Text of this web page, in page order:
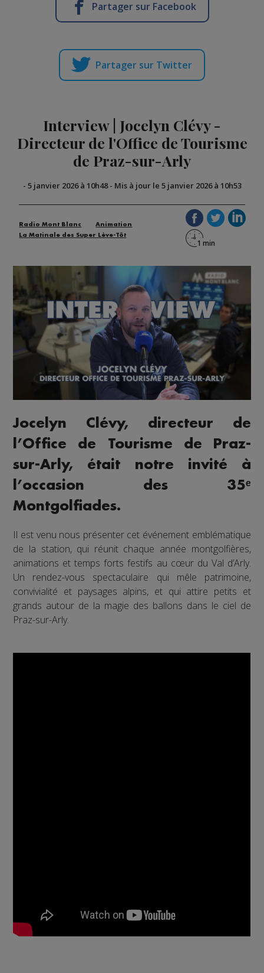
Partager sur Facebook
Partager sur Twitter
Interview | Jocelyn Clévy -
Directeur de l'Office de Tourisme
de Praz-sur-Arly
- 5 janvier 2026 à 10h48- Mis à jour le 5 janvier 2026 à 10h53
Radio Mont Blanc
Animation
La Matinale des Super Lève-Tôt
Jocelyn Clévy, directeur de
l’Office de Tourisme de Praz-
sur-Arly, était notre invité à
l’occasion des 35ᵉ
Montgolfiades.
Il est venu nous présenter cet événement emblématique
de la station, qui réunit chaque année montgolfières,
animations et temps forts festifs au cœur du Val d’Arly.
Un rendez-vous spectaculaire qui mêle patrimoine,
convivialité et paysages alpins, et qui attire petits et
grands autour de la magie des ballons dans le ciel de
Praz-sur-Arly.